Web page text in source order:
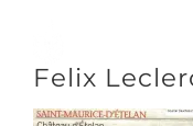
contenuFelix